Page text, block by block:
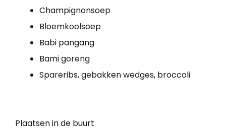
Champignonsoep
Bloemkoolsoep
Babi pangang
Bami goreng
Spareribs, gebakken wedges, broccoli
Plaatsen in de buurt